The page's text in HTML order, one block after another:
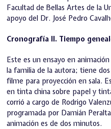
Facultad de Bellas Artes de la
apoyo del Dr. José Pedro
Cronografía II. Tiempo
Este es un ensayo en
la familia de la autora; tiene
filme para proyección en sala.
en tinta china sobre papel y
corrió a cargo de Rodrigo
programada por Damián
animación es de dos minutos.